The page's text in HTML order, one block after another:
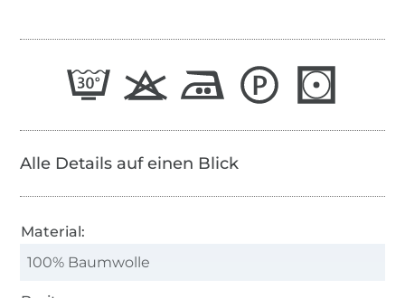
Alle Details auf einen Blick
Material:
100% Baumwolle